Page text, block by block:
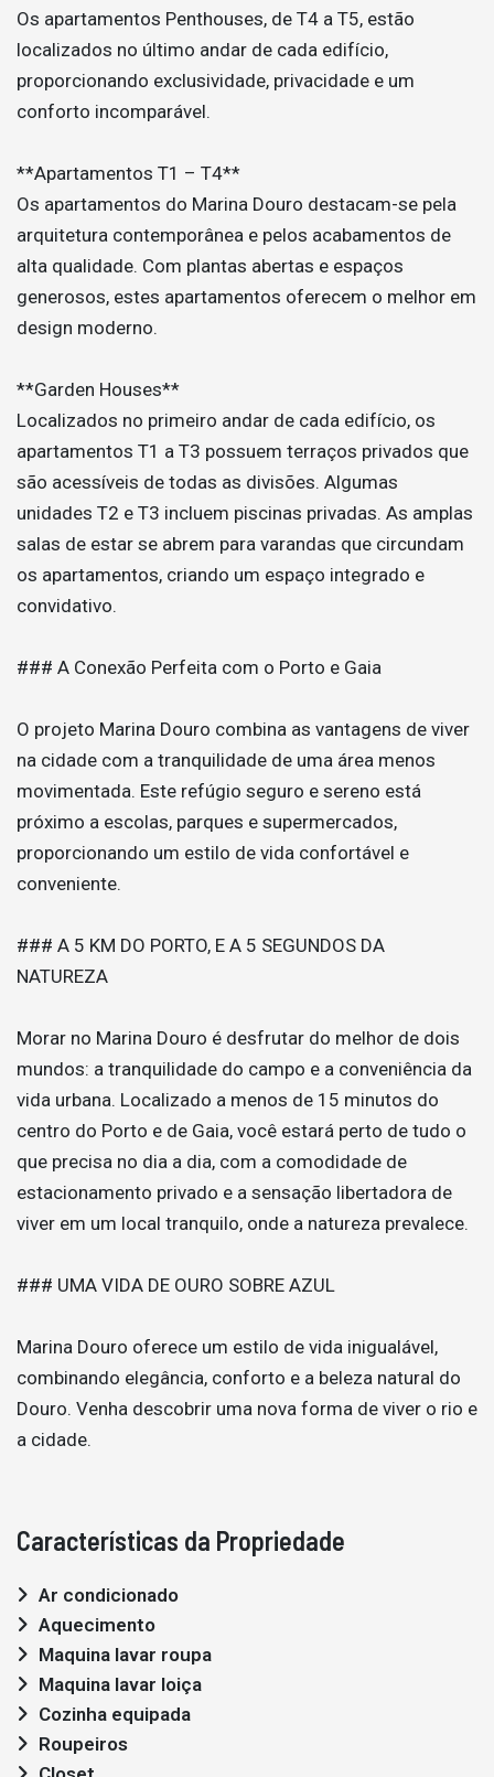
Os apartamentos Penthouses, de T4 a T5, estão
localizados no último andar de cada edifício,
proporcionando exclusividade, privacidade e um
conforto incomparável.
**Apartamentos T1 – T4**
Os apartamentos do Marina Douro destacam-se pela
arquitetura contemporânea e pelos acabamentos de
alta qualidade. Com plantas abertas e espaços
generosos, estes apartamentos oferecem o melhor em
design moderno.
**Garden Houses**
Localizados no primeiro andar de cada edifício, os
apartamentos T1 a T3 possuem terraços privados que
são acessíveis de todas as divisões. Algumas
unidades T2 e T3 incluem piscinas privadas. As amplas
salas de estar se abrem para varandas que circundam
os apartamentos, criando um espaço integrado e
convidativo.
### A Conexão Perfeita com o Porto e Gaia
O projeto Marina Douro combina as vantagens de viver
na cidade com a tranquilidade de uma área menos
movimentada. Este refúgio seguro e sereno está
próximo a escolas, parques e supermercados,
proporcionando um estilo de vida confortável e
conveniente.
### A 5 KM DO PORTO, E A 5 SEGUNDOS DA
NATUREZA
Morar no Marina Douro é desfrutar do melhor de dois
mundos: a tranquilidade do campo e a conveniência da
vida urbana. Localizado a menos de 15 minutos do
centro do Porto e de Gaia, você estará perto de tudo o
que precisa no dia a dia, com a comodidade de
estacionamento privado e a sensação libertadora de
viver em um local tranquilo, onde a natureza prevalece.
### UMA VIDA DE OURO SOBRE AZUL
Marina Douro oferece um estilo de vida inigualável,
combinando elegância, conforto e a beleza natural do
Douro. Venha descobrir uma nova forma de viver o rio e
a cidade.
Características da Propriedade
Ar condicionado
Aquecimento
Maquina lavar roupa
Maquina lavar loiça
Cozinha equipada
Roupeiros